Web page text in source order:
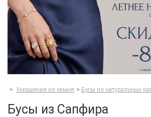
> Украшения из камня > Бусы из натуральных
Бусы из Сапфира